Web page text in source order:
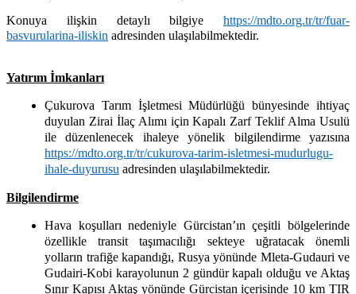
Konuya ilişkin detaylı bilgiye https://mdto.org.tr/tr/fuar-
basvurularina-iliskin adresinden ulaşılabilmektedir.
Yatırım İmkanları
Çukurova Tarım İşletmesi Müdürlüğü bünyesinde ihtiyaç
duyulan Zirai İlaç Alımı için Kapalı Zarf Teklif Alma Usulü
ile düzenlenecek ihaleye yönelik bilgilendirme yazısına
https://mdto.org.tr/tr/cukurova-tarim-isletmesi-mudurlugu-
ihale-duyurusu adresinden ulaşılabilmektedir.
Bilgilendirme
Hava koşulları nedeniyle Gürcistan’ın çeşitli bölgelerinde
özellikle transit taşımacılığı sekteye uğratacak önemli
yolların trafiğe kapandığı, Rusya yönünde Mleta-Gudauri ve
Gudairi-Kobi karayolunun 2 gündür kapalı olduğu ve Aktaş
Sınır Kapısı Aktaş yönünde Gürcistan içerisinde 10 km TIR